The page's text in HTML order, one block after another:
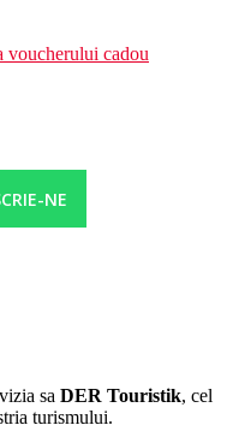
bangkok-
riverside/
voucherului cadou
NE
sa DER Touristik, cel
turismului.